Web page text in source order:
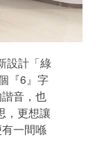
設計「綠
『6』字
音，也
，更想讓
一間喺